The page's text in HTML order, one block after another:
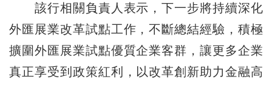
該行相關負責人表示，下一步將持續深化
外匯展業改革試點工作，不斷總結經驗，積極
擴圍外匯展業試點優質企業客群，讓更多企業
真正享受到政策紅利，以改革創新助力金融高